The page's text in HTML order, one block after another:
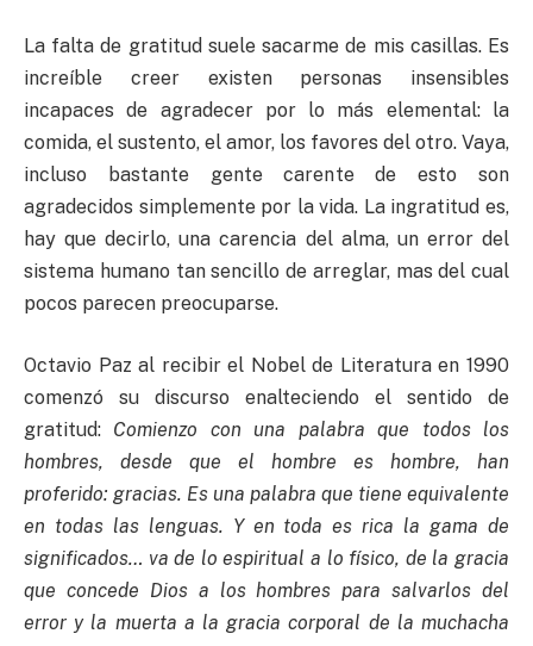
La falta de gratitud suele sacarme de mis casillas. Es
increíble creer existen personas insensibles
incapaces de agradecer por lo más elemental: la
comida, el sustento, el amor, los favores del otro. Vaya,
incluso bastante gente carente de esto son
agradecidos simplemente por la vida. La ingratitud es,
hay que decirlo, una carencia del alma, un error del
sistema humano tan sencillo de arreglar, mas del cual
pocos parecen preocuparse.
Octavio Paz al recibir el Nobel de Literatura en 1990
comenzó su discurso enalteciendo el sentido de
gratitud: Comienzo con una palabra que todos los
hombres, desde que el hombre es hombre, han
proferido: gracias. Es una palabra que tiene equivalente
en todas las lenguas. Y en toda es rica la gama de
significados… va de lo espiritual a lo físico, de la gracia
que concede Dios a los hombres para salvarlos del
error y la muerta a la gracia corporal de la muchacha